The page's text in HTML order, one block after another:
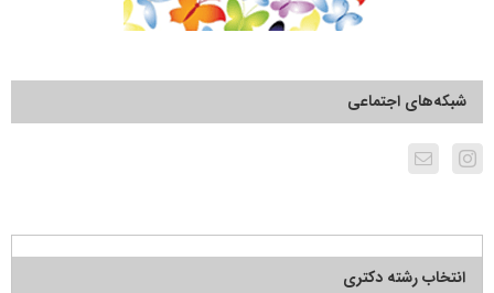
شبکه‌های اجتماعی
انتخاب رشته دکتری